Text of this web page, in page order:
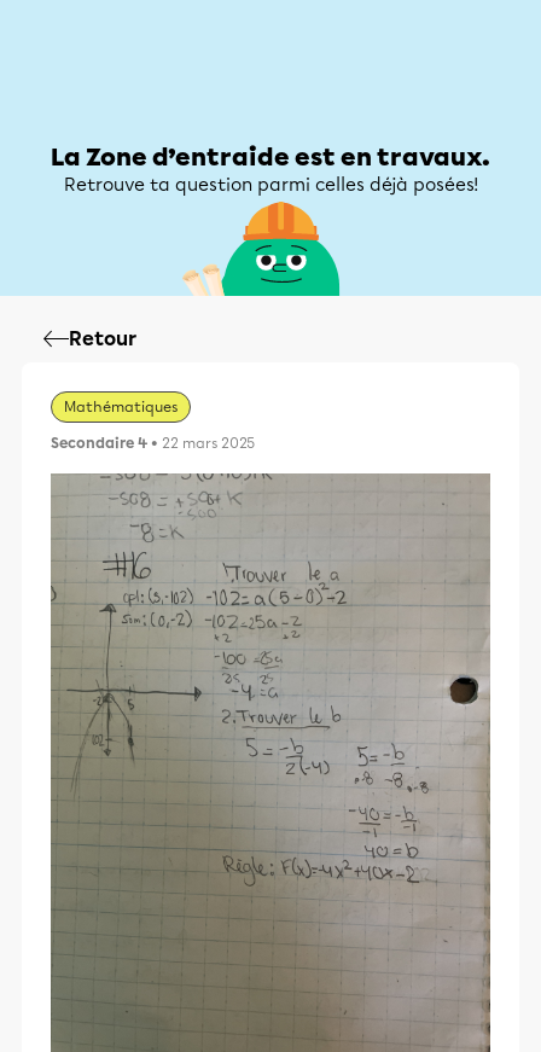
La Zone d’entraide est en travaux.
Retrouve ta question parmi celles déjà posées!
Retour
Mathématiques
Secondaire 4 • 22 mars 2025